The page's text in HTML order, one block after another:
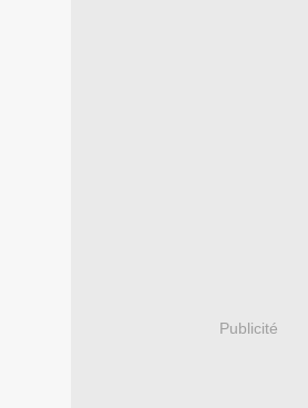
Publicité